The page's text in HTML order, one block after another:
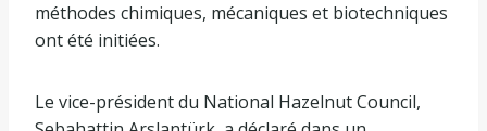
méthodes chimiques, mécaniques et biotechniques
ont été initiées.
Le vice-président du National Hazelnut Council,